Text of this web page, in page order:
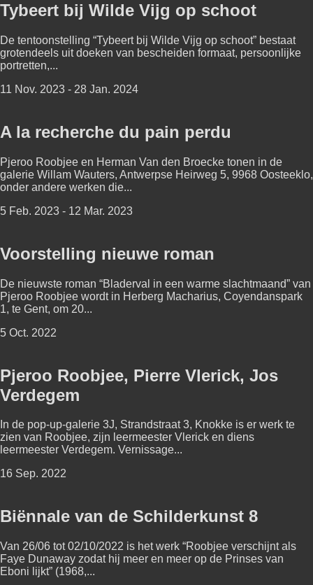
Tybeert bij Wilde Vijg op schoot
De tentoonstelling “Tybeert bij Wilde Vijg op schoot” bestaat
grotendeels uit doeken van bescheiden formaat, persoonlijke
portretten,...
11 Nov. 2023 - 28 Jan. 2024
A la recherche du pain perdu
Pjeroo Roobjee en Herman Van den Broecke tonen in de
galerie Willam Wauters, Antwerpse Heirweg 5, 9968 Oosteeklo,
onder andere werken die...
5 Feb. 2023 - 12 Mar. 2023
Voorstelling nieuwe roman
De nieuwste roman “Bladerval in een warme slachtmaand” van
Pjeroo Roobjee wordt in Herberg Macharius, Coyendanspark
1, te Gent, om 20...
5 Oct. 2022
Pjeroo Roobjee, Pierre Vlerick, Jos
Verdegem
In de pop-up-galerie 3J, Strandstraat 3, Knokke is er werk te
zien van Roobjee, zijn leermeester Vlerick en diens
leermeester Verdegem. Vernissage...
16 Sep. 2022
Biënnale van de Schilderkunst 8
Van 26/06 tot 02/10/2022 is het werk “Roobjee verschijnt als
Faye Dunaway zodat hij meer en meer op de Prinses van
Eboni lijkt” (1968,...